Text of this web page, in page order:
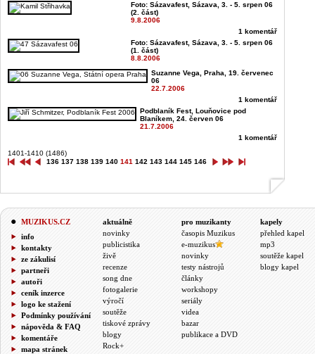
Foto: Sázavafest, Sázava, 3. - 5. srpen 06
(2. část)
9.8.2006
1 komentář
Foto: Sázavafest, Sázava, 3. - 5. srpen 06
(1. část)
8.8.2006
Suzanne Vega, Praha, 19. červenec
06
22.7.2006
1 komentář
Podblaník Fest, Louňovice pod
Blaníkem, 24. červen 06
21.7.2006
1 komentář
1401-1410 (1486)
136 137 138 139 140 141 142 143 144 145 146
MUZIKUS.CZ
info
kontakty
ze zákulisí
partneři
autoři
ceník inzerce
logo ke stažení
Podmínky používání
nápověda & FAQ
komentáře
mapa stránek
aktuálně
novinky
publicistika
živě
recenze
song dne
fotogalerie
výročí
soutěže
tiskové zprávy
blogy
Rock+
pro muzikanty
časopis Muzikus
e-muzikus
novinky
testy nástrojů
články
workshopy
seriály
videa
bazar
publikace a DVD
kapely
přehled kapel
mp3
soutěže kapel
blogy kapel